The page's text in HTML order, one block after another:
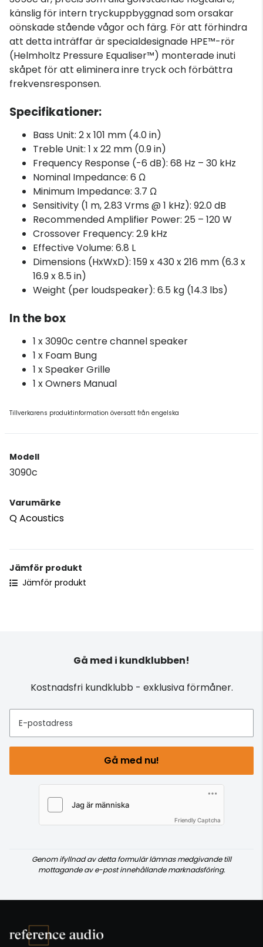
känslig för intern tryckuppbyggnad som orsakar
oönskade stående vågor och färg. För att förhindra
att detta inträffar är specialdesignade HPE™-rör
(Helmholtz Pressure Equaliser™) monterade inuti
skåpet för att eliminera inre tryck och förbättra
frekvensresponsen.
Specifikationer:
Bass Unit: 2 x 101 mm (4.0 in)
Treble Unit: 1 x 22 mm (0.9 in)
Frequency Response (-6 dB): 68 Hz – 30 kHz
Nominal Impedance: 6 Ω
Minimum Impedance: 3.7 Ω
Sensitivity (1 m, 2.83 Vrms @ 1 kHz): 92.0 dB
Recommended Amplifier Power: 25 – 120 W
Crossover Frequency: 2.9 kHz
Effective Volume: 6.8 L
Dimensions (HxWxD): 159 x 430 x 216 mm (6.3 x
16.9 x 8.5 in)
Weight (per loudspeaker): 6.5 kg (14.3 lbs)
In the box
1 x 3090c centre channel speaker
1 x Foam Bung
1 x Speaker Grille
1 x Owners Manual
Tillverkarens produktinformation översatt från engelska
Modell
3090c
Varumärke
Q Acoustics
Jämför produkt
Jämför produkt
Gå med i kundklubben!
Kostnadsfri kundklubb - exklusiva förmåner.
E-postadress
Gå med nu!
Friendly Captcha
Genom ifyllnad av detta formulär lämnas medgivande till
mottagande av e-post innehållande marknadsföring.